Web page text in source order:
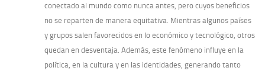
conectado al mundo como nunca antes, pero cuyos beneficios
no se reparten de manera equitativa. Mientras algunos países
y grupos salen favorecidos en lo económico y tecnológico, otros
quedan en desventaja. Además, este fenómeno influye en la
política, en la cultura y en las identidades, generando tanto